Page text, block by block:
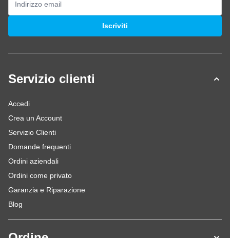
Indirizzo email
Iscriviti
Servizio clienti
Accedi
Crea un Account
Servizio Clienti
Domande frequenti
Ordini aziendali
Ordini come privato
Garanzia e Riparazione
Blog